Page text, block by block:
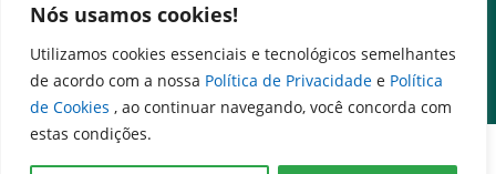
Nós usamos cookies!
Utilizamos cookies essenciais e tecnológicos semelhantes
de acordo com a nossa Política de Privacidade e Política
de Cookies , ao continuar navegando, você concorda com
estas condições.
e-SIC – Serviço Eletrônico de Informação ao Cidadão
Ouvidoria Setorial (Expresso)
Ouvidoria Setorial (Presencial)